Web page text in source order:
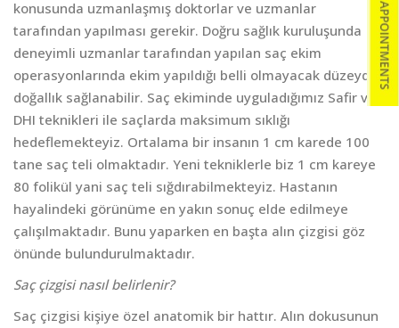
konusunda uzmanlaşmış doktorlar ve uzmanlar
tarafından yapılması gerekir. Doğru sağlık kuruluşunda
deneyimli uzmanlar tarafından yapılan saç ekim
operasyonlarında ekim yapıldığı belli olmayacak düzeyde
doğallık sağlanabilir. Saç ekiminde uyguladığımız Safir ve
DHI teknikleri ile saçlarda maksimum sıklığı
hedeflemekteyiz. Ortalama bir insanın 1 cm karede 100
tane saç teli olmaktadır. Yeni tekniklerle biz 1 cm kareye
80 folikül yani saç teli sığdırabilmekteyiz. Hastanın
hayalindeki görünüme en yakın sonuç elde edilmeye
çalışılmaktadır. Bunu yaparken en başta alın çizgisi göz
önünde bulundurulmaktadır.
Saç çizgisi nasıl belirlenir?
Saç çizgisi kişiye özel anatomik bir hattır. Alın dokusunun